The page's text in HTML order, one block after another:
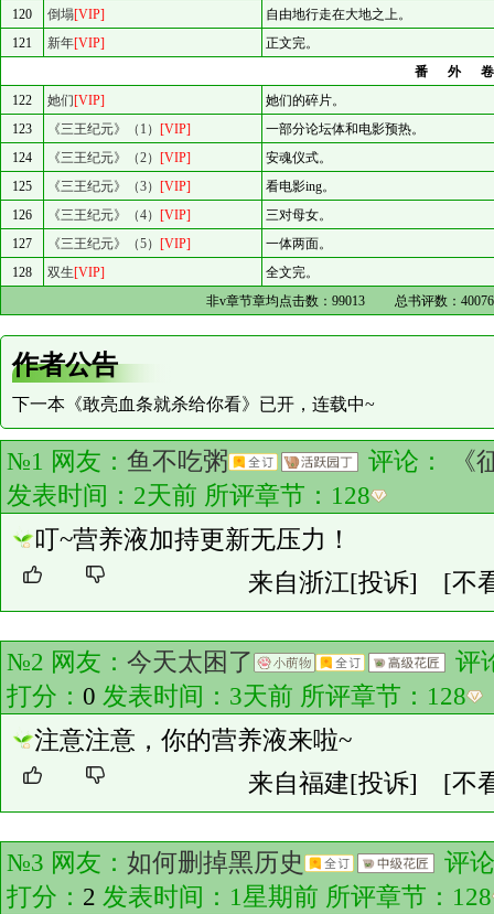
120
倒塌[VIP]
自由地行走在大地之上。
121
新年[VIP]
正文完。
番外
122
她们[VIP]
她们的碎片。
123
《三王纪元》（1） [VIP]
一部分论坛体和电影预热。
124
《三王纪元》（2） [VIP]
安魂仪式。
125
《三王纪元》（3） [VIP]
看电影ing。
126
《三王纪元》（4） [VIP]
三对母女。
127
《三王纪元》（5） [VIP]
一体两面。
128
双生[VIP]
全文完。
非v章节章均点击数：99013 总书评数：40076
作者公告
下一本《敢亮血条就杀给你看》已开，连载中~
№1 网友： 鱼不吃粥 评论：
《
发表时间：2天前 所评章节： 128
叮~营养液加持更新无压力！
来自浙江[投诉] [不
№2 网友： 今天太困了
评
打分： 0 发表时间：3天前 所评章节： 128
注意注意，你的营养液来啦~
来自福建[投诉] [不
№3 网友： 如何删掉黑历史
评
打分： 2 发表时间：1星期前 所评章节： 128